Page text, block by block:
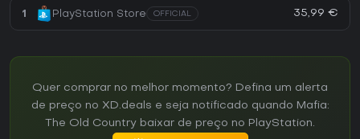
1 PlayStation Store OFFICIAL 35,99 €
Quer comprar no melhor momento? Defina um alerta
de preço no XD.deals e seja notificado quando Mafia:
The Old Country baixar de preço no PlayStation.